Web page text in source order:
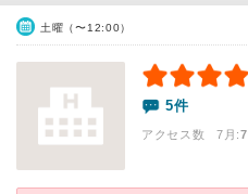
土曜（〜12:00）
5件
アクセス数 7月: